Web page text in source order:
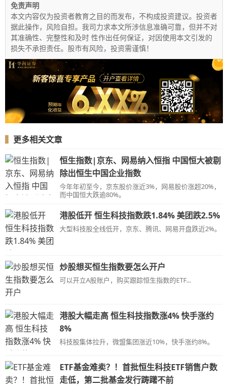
免责声明
本文内容仅为投资者教育之目的而发布，不构成投资建议。投资者
据此操作，风险自担。我司力求本文所涉信息准确可靠，但并不对
其准确性、完整性和及时 性作出任何保证，对因使用本文引发的
损失不承担责任。股市有风险，投资需谨慎！
更多相关文章
恒生指数|京东、网易纳入恒指 中国恒大被剔
除出恒生中国企业指数
今年年初至今，京东股价涨近3%，网易股价涨超20%，
而中国恒大跌逾80%。
港股低开 恒生科技指数跌1.84% 美团跌2.5%
大型科技股全线低开，京东、腾讯、网易开盘跌近2%。
炒股想买恒生指数要怎么开户
可以开立A股账户，购买跟踪恒生指数的ETF...
港股大幅走高 恒生科技指数涨4% 快手涨约
8%
科技股集体拉升，微盟集团涨近10%，快手涨约8%。
ETF基金难卖？！首批恒生科技ETF销售户数
走低，第二批基金发行踌躇不前